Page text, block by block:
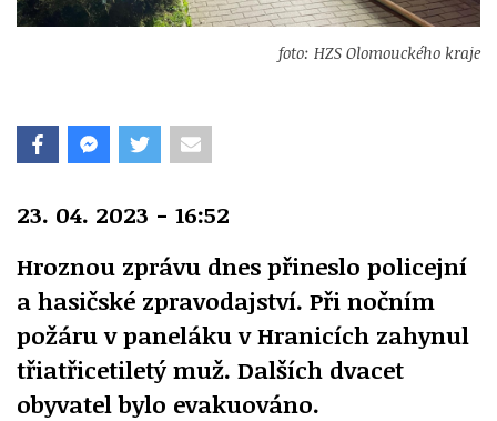
foto: HZS Olomouckého kraje
23. 04. 2023 - 16:52
Hroznou zprávu dnes přineslo policejní
a hasičské zpravodajství. Při nočním
požáru v paneláku v Hranicích zahynul
třiatřicetiletý muž. Dalších dvacet
obyvatel bylo evakuováno.